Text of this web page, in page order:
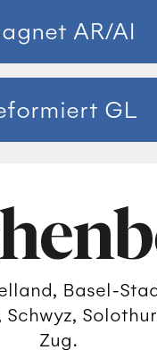
AR/AI
GL
Basel-
Zug.